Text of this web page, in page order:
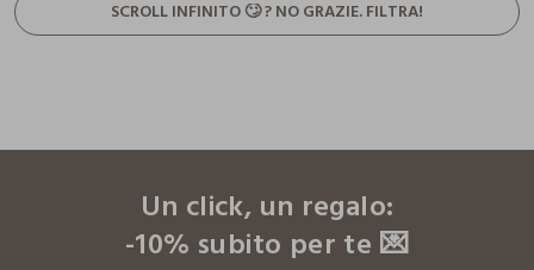
SCROLL INFINITO 🙄 ? NO GRAZIE. FILTRA!
Un click, un regalo:
-10% subito per te 💌